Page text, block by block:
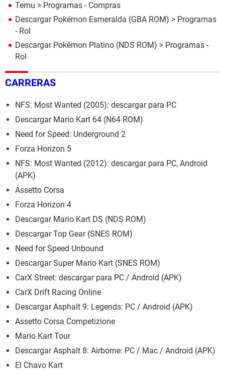
Temu > Programas - Compras
Descargar Pokémon Esmeralda (GBA ROM) > Programas
- Rol
Descargar Pokémon Platino (NDS ROM) > Programas -
Rol
CARRERAS
NFS: Most Wanted (2005): descargar para PC
Descargar Mario Kart 64 (N64 ROM)
Need for Speed: Underground 2
Forza Horizon 5
NFS: Most Wanted (2012): descargar para PC, Android
(APK)
Assetto Corsa
Forza Horizon 4
Descargar Mario Kart DS (NDS ROM)
Descargar Top Gear (SNES ROM)
Need for Speed Unbound
Descargar Super Mario Kart (SNES ROM)
CarX Street: descargar para PC / Android (APK)
CarX Drift Racing Online
Descargar Asphalt 9: Legends: PC / Android (APK)
Assetto Corsa Competizione
Mario Kart Tour
Descargar Asphalt 8: Airborne: PC / Mac / Android (APK)
El Chavo Kart